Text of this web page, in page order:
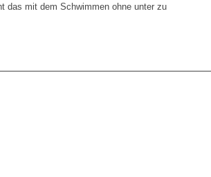
das mit dem Schwimmen ohne unter zu